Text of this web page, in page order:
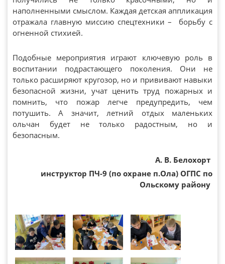
наполненными смыслом. Каждая детская аппликация
отражала главную миссию спецтехники – борьбу с
огненной стихией.
Подобные мероприятия играют ключевую роль в
воспитании подрастающего поколения. Они не
только расширяют кругозор, но и прививают навыки
безопасной жизни, учат ценить труд пожарных и
помнить, что пожар легче предупредить, чем
потушить. А значит, летний отдых маленьких
ольчан будет не только радостным, но и
безопасным.
А. В. Белохорт
инструктор ПЧ-9 (по охране п.Ола) ОГПС по
Ольскому району